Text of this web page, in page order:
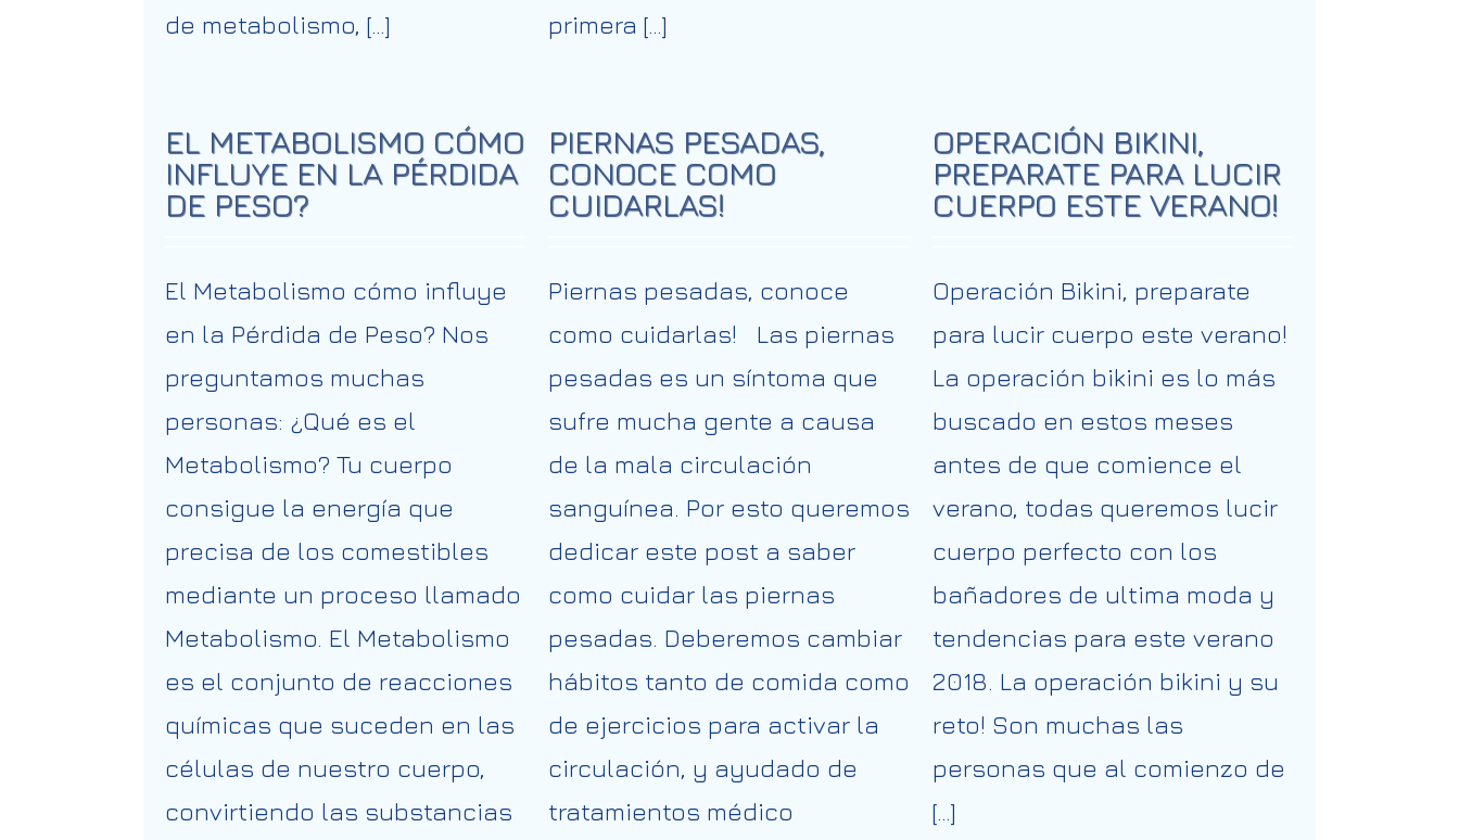
de metabolismo, […]
primera […]
EL METABOLISMO CÓMO
INFLUYE EN LA PÉRDIDA
DE PESO?
El Metabolismo cómo influye
en la Pérdida de Peso? Nos
preguntamos muchas
personas: ¿Qué es el
Metabolismo? Tu cuerpo
consigue la energía que
precisa de los comestibles
mediante un proceso llamado
Metabolismo. El Metabolismo
es el conjunto de reacciones
químicas que suceden en las
células de nuestro cuerpo,
convirtiendo las substancias
PIERNAS PESADAS,
CONOCE COMO
CUIDARLAS!
Piernas pesadas, conoce
como cuidarlas! Las piernas
pesadas es un síntoma que
sufre mucha gente a causa
de la mala circulación
sanguínea. Por esto queremos
dedicar este post a saber
como cuidar las piernas
pesadas. Deberemos cambiar
hábitos tanto de comida como
de ejercicios para activar la
circulación, y ayudado de
tratamientos médico
OPERACIÓN BIKINI,
PREPARATE PARA LUCIR
CUERPO ESTE VERANO!
Operación Bikini, preparate
para lucir cuerpo este verano!
La operación bikini es lo más
buscado en estos meses
antes de que comience el
verano, todas queremos lucir
cuerpo perfecto con los
bañadores de ultima moda y
tendencias para este verano
2018. La operación bikini y su
reto! Son muchas las
personas que al comienzo de
[…]